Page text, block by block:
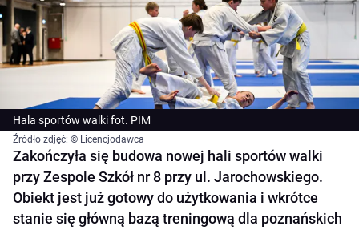
Hala sportów walki fot. PIM
Źródło zdjęć: © Licencjodawca
Zakończyła się budowa nowej hali sportów walki
przy Zespole Szkół nr 8 przy ul. Jarochowskiego.
Obiekt jest już gotowy do użytkowania i wkrótce
stanie się główną bazą treningową dla poznańskich